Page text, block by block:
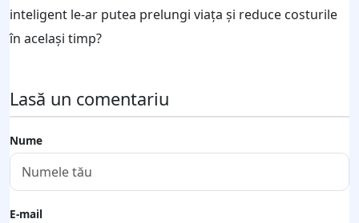
inteligent le-ar putea prelungi viața și reduce costurile
în același timp?
Lasă un comentariu
Nume
E-mail